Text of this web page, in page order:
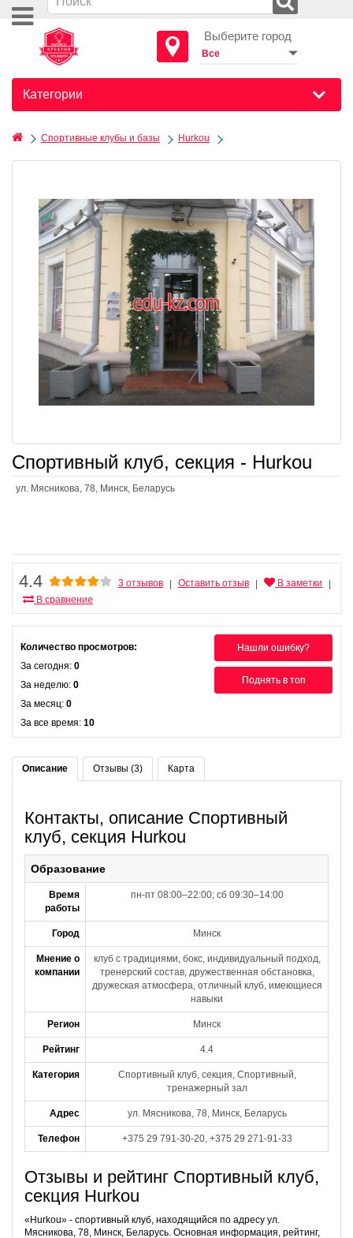
Выберите город
Категории
Спортивные клубы и базы Hurkou
Спортивный клуб, секция - Hurkou
ул. Мясникова, 78, Минск, Беларусь
4.4 3 отзывов Оставить отзыв В заметки
В сравнение
Нашли ошибку?
Поднять в топ
Количество просмотров:
За сегодня: 0
За неделю: 0
За месяц: 0
За все время: 10
Описание Отзывы (3) Карта
Контакты, описание Спортивный
клуб, секция Hurkou
Образование
Время
работы
пн-пт 08:00–22:00; сб 09:30–14:00
Город Минск
Мнение о
компании
клуб с традициями, бокс, индивидуальный подход,
тренерский состав, дружественная обстановка,
дружеская атмосфера, отличный клуб, имеющиеся
навыки
Регион Минск
Рейтинг 4.4
Категория
Спортивный клуб, секция, Спортивный,
тренажерный зал
Адрес ул. Мясникова, 78, Минск, Беларусь
Телефон +375 29 791-30-20, +375 29 271-91-33
Отзывы и рейтинг Спортивный клуб,
секция Hurkou
«Hurkou» - спортивный клуб, находящийся по адресу ул.
Мясникова, 78, Минск, Беларусь. Основная информация, рейтинг,